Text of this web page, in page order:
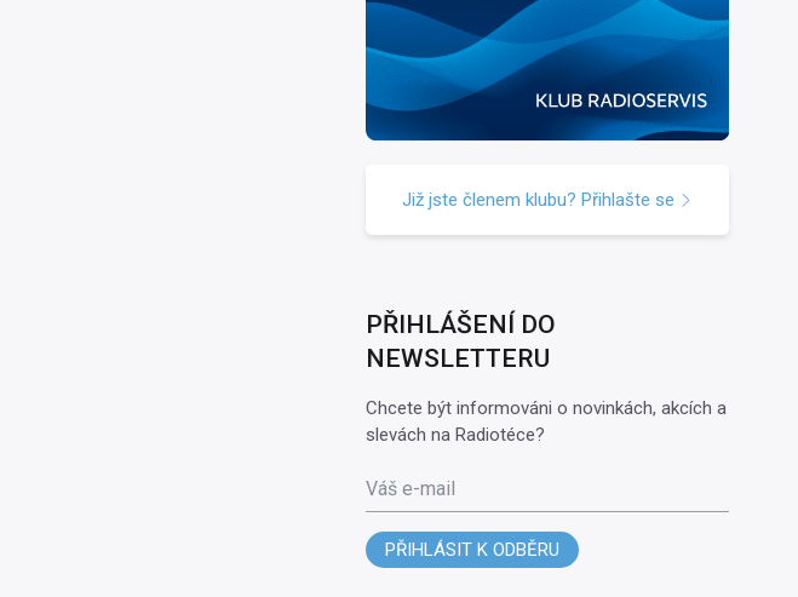
Již jste členem klubu? Přihlašte se
PŘIHLÁŠENÍ DO
NEWSLETTERU
Chcete být informováni o novinkách, akcích a
slevách na Radiotéce?
Váš e-mail
PŘIHLÁSIT K ODBĚRU